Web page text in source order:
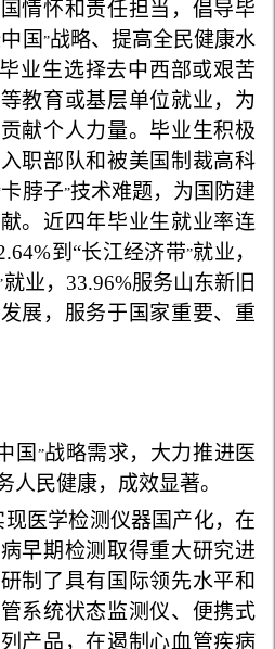
情怀和责任担当，倡导毕
国”战略、提高全民健康水
业生选择去中西部或艰苦
教育或基层单位就业，为
献个人力量。毕业生积极
职部队和被美国制裁高科
卡脖子”技术难题，为国防建
。 近四年毕业生就业率连
到 “长江经济带”就业，
就业， 33.96%服务山东新旧
展，服务于国家重要、重
国 ”战略需求，大力推进医
人民健康，成效显著。
医学检测仪器国产化，在
早期检测取得重大研究进
制了具有国际领先水平和
系统状态监测仪、便携式
产品，在遏制心血管疾病